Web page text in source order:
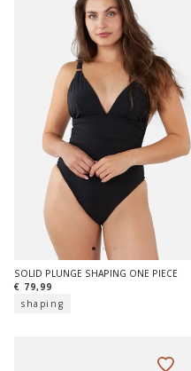
SOLID PLUNGE SHAPING ONE PIECE
€ 79,99
shaping